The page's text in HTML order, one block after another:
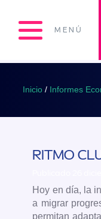
MENÚ
Inicio / Informes
RITMO
Hoy en día, la
a migrar
permitan